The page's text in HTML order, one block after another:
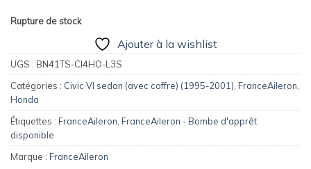
Rupture de stock
Ajouter à la wishlist
UGS : BN41TS-CI4HO-L3S
Catégories : Civic VI sedan (avec coffre) (1995-2001) FranceAileron
Honda
Étiquettes : FranceAileron FranceAileron - Bombe d'apprêt
disponible
Marque : FranceAileron